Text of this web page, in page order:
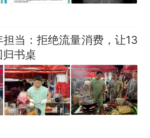
当：拒绝流量消费，让13
书桌